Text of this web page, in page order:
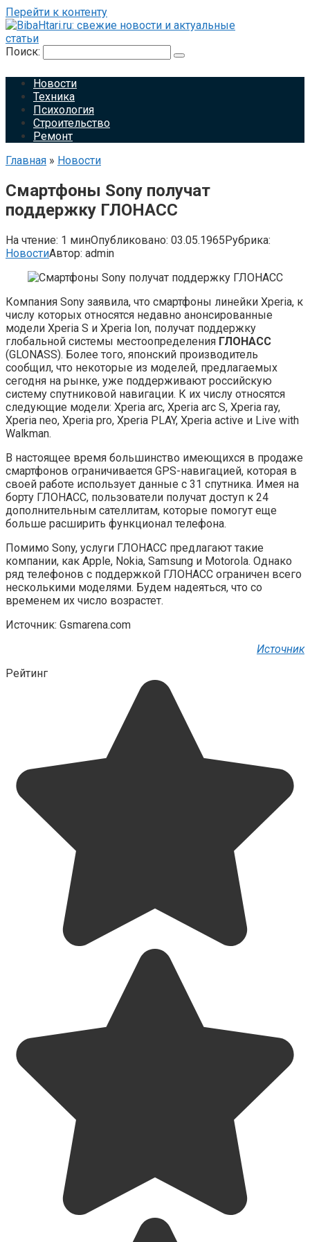
Перейти к контенту
Поиск:
Новости
Техника
Психология
Строительство
Ремонт
Главная » Новости
Смартфоны Sony получат
поддержку ГЛОНАСС
На чтение: 1 минОпубликовано: 03.05.1965Рубрика:
НовостиАвтор: admin
Компания Sony заявила, что смартфоны линейки Xperia, к
числу которых относятся недавно анонсированные
модели Xperia S и Xperia Ion, получат поддержку
глобальной системы местоопределения ГЛОНАСС
(GLONASS). Более того, японский производитель
сообщил, что некоторые из моделей, предлагаемых
сегодня на рынке, уже поддерживают российскую
систему спутниковой навигации. К их числу относятся
следующие модели: Xperia arc, Xperia arc S, Xperia ray,
Xperia neo, Xperia pro, Xperia PLAY, Xperia active и Live with
Walkman.
В настоящее время большинство имеющихся в продаже
смартфонов ограничивается GPS-навигацией, которая в
своей работе использует данные с 31 спутника. Имея на
борту ГЛОНАСС, пользователи получат доступ к 24
дополнительным сателлитам, которые помогут еще
больше расширить функционал телефона.
Помимо Sony, услуги ГЛОНАСС предлагают такие
компании, как Apple, Nokia, Samsung и Motorola. Однако
ряд телефонов с поддержкой ГЛОНАСС ограничен всего
несколькими моделями. Будем надеяться, что со
временем их число возрастет.
Источник: Gsmarena.com
Источник
Рейтинг